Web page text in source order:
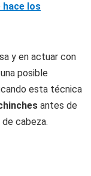
hace los
y en actuar con
posible
esta técnica
antes de
cabeza.